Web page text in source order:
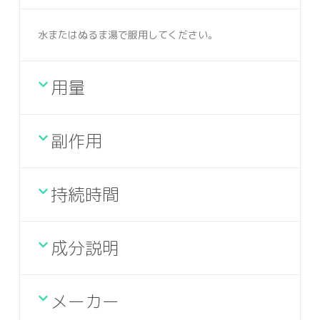
水またはぬるま湯で服用してください。
用量
副作用
持続時間
成分説明
メーカー